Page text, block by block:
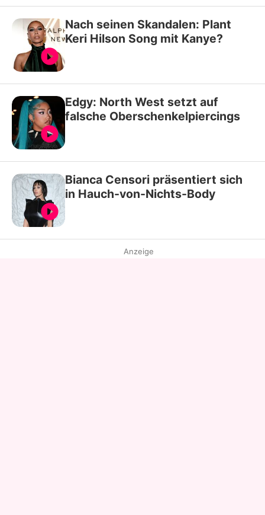
Nach seinen Skandalen: Plant
Keri Hilson Song mit Kanye?
Edgy: North West setzt auf
falsche Oberschenkelpiercings
Bianca Censori präsentiert sich
in Hauch-von-Nichts-Body
Anzeige